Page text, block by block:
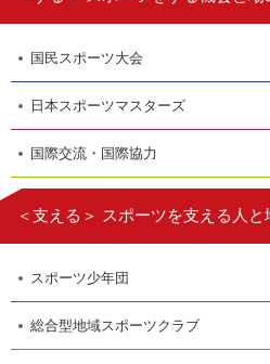
国民スポーツ大会
日本スポーツマスターズ
国際交流・国際協力
＜支える＞ スポーツを支える人と
スポーツ少年団
総合型地域スポーツクラブ